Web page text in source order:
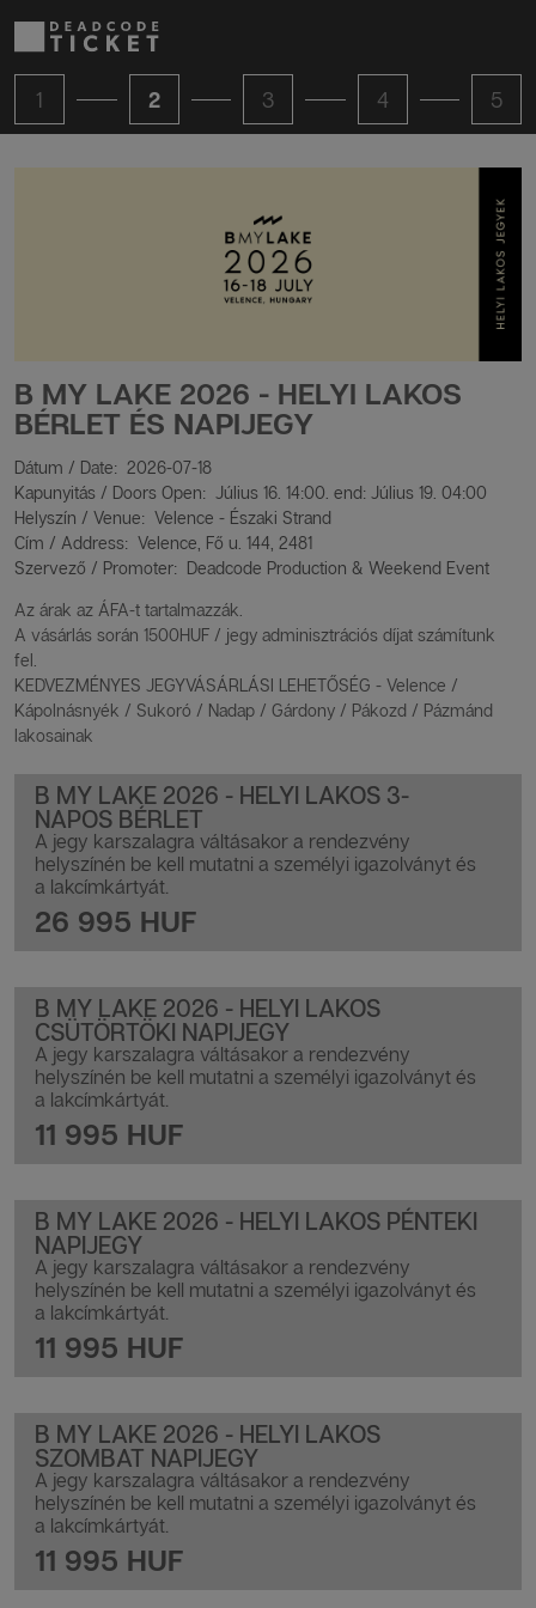
1 2 3 4 5
B MY LAKE 2026 - HELYI LAKOS
BÉRLET ÉS NAPIJEGY
Dátum / Date: 2026-07-18
Kapunyitás / Doors Open: Július 16. 14:00. end: Július 19. 04:00
Helyszín / Venue: Velence - Északi Strand
Cím / Address: Velence, Fő u. 144, 2481
Szervező / Promoter: Deadcode Production & Weekend Event
Az árak az ÁFA-t tartalmazzák.
A vásárlás során 1500HUF / jegy adminisztrációs díjat számítunk
fel.
KEDVEZMÉNYES JEGYVÁSÁRLÁSI LEHETŐSÉG - Velence /
Kápolnásnyék / Sukoró / Nadap / Gárdony / Pákozd / Pázmánd
lakosainak
B MY LAKE 2026 - HELYI LAKOS 3-
NAPOS BÉRLET
A jegy karszalagra váltásakor a rendezvény
helyszínén be kell mutatni a személyi igazolványt és
a lakcímkártyát.
26 995 HUF
B MY LAKE 2026 - HELYI LAKOS
CSÜTÖRTÖKI NAPIJEGY
A jegy karszalagra váltásakor a rendezvény
helyszínén be kell mutatni a személyi igazolványt és
a lakcímkártyát.
11 995 HUF
B MY LAKE 2026 - HELYI LAKOS PÉNTEKI
NAPIJEGY
A jegy karszalagra váltásakor a rendezvény
helyszínén be kell mutatni a személyi igazolványt és
a lakcímkártyát.
11 995 HUF
B MY LAKE 2026 - HELYI LAKOS
SZOMBAT NAPIJEGY
A jegy karszalagra váltásakor a rendezvény
helyszínén be kell mutatni a személyi igazolványt és
a lakcímkártyát.
11 995 HUF